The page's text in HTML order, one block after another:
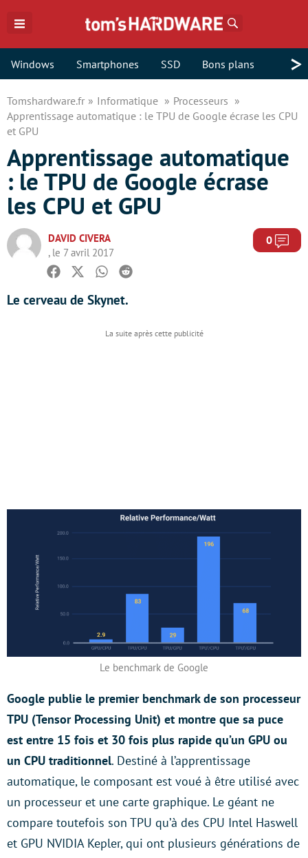
Windows Smartphones SSD Bons plans >
Tomshardware.fr Informatique
Processeurs
Apprentissage automatique : le TPU de Google écrase les CPU
et GPU
Apprentissage automatique
: le TPU de Google écrase
les CPU et GPU
DAVID CIVERA
, le 7 avril 2017
0
Facebook
TwitterWhatsapp
Reddit
Le cerveau de Skynet.
Le benchmark de Google
Google publie le premier benchmark de son processeur
TPU (Tensor Processing Unit) et montre que sa puce
est entre 15 fois et 30 fois plus rapide qu’un GPU ou
un CPU traditionnel. Destiné à l’apprentissage
automatique, le composant est voué à être utilisé avec
un processeur et une carte graphique. Le géant ne
compare toutefois son TPU qu’à des CPU Intel Haswell
et GPU NVIDIA Kepler, qui ont plusieurs générations de